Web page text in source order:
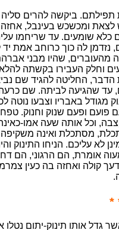
תפילתם. ביקשה להרים
ומכשכש בעינבל,
כלא שומעים. עד שריחמו
לה כוך כרוחב אמת יד
מהעוברים, שהיו מבני
וחלק העבירו בקשתה
החליטה להגיד שם
עד שהגיעה לביתה. שם
מגודל באבריו וצבעו נוטה
פועם ופעם שנוק וחנוק.
וכל אותה שעה אמו-
מסתכלת ואינה
לא עליכם. הניחו התינוק
אומרת, הם הרגוני, הם
קולה ואחזה בה כעין
*
אותו תינוק-יתום נטלו